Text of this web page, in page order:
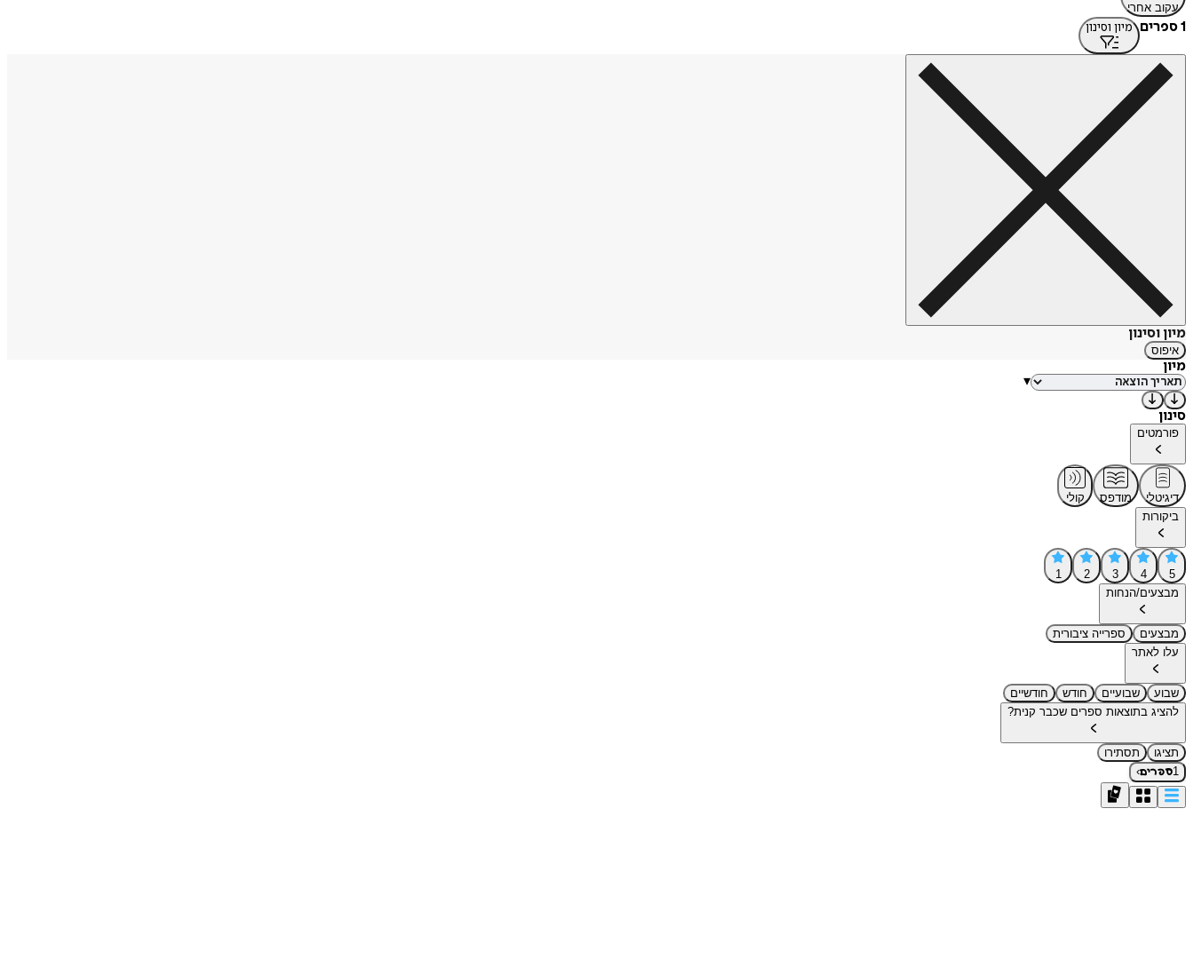
עקוב אחרי
1 ספרים מיון וסינון
מיון וסינון
איפוס
מיון
▾
סינון
פורמטים
דיגיטלי מודפס
קולי
ביקורות
5
4
3
2
1
מבצעים/הנחות
מבצעים
ספרייה ציבורית
עלו לאתר
שבוע שבועיים חודש
חודשיים
להציג בתוצאות ספרים שכבר קנית?
תציגו
תסתירו
1ספרים›